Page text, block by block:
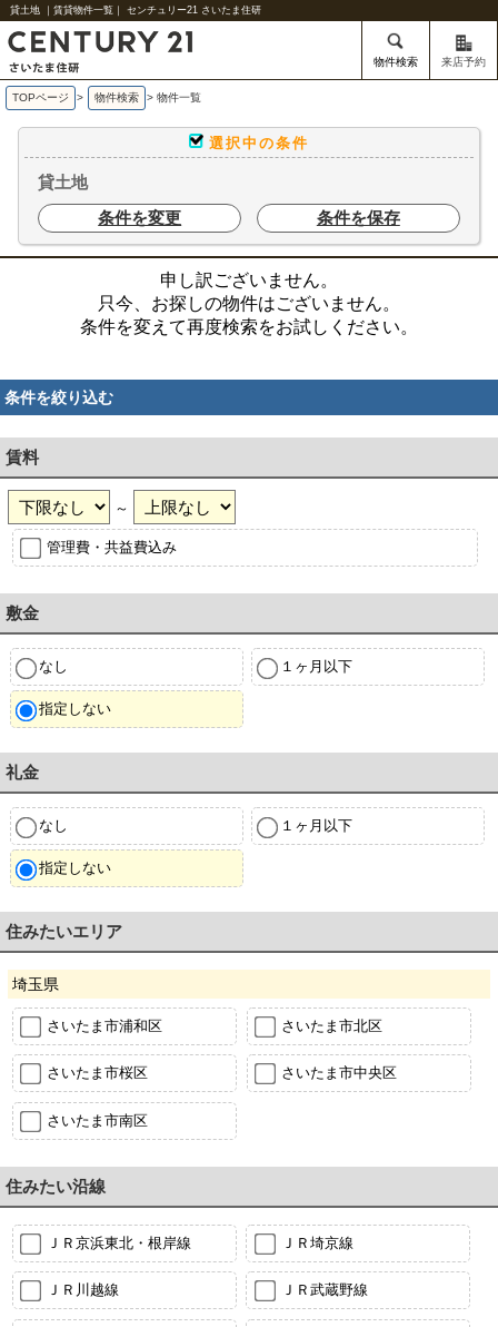
貸土地 ｜賃貸物件一覧｜ センチュリー21 さいたま住研
物件検索 来店予約
TOPページ > 物件検索 > 物件一覧
選択中の条件
貸土地
条件を変更
条件を保存
申し訳ございません。
只今、お探しの物件はございません。
条件を変えて再度検索をお試しください。
条件を絞り込む
賃料
～
管理費・共益費込み
敷金
なし １ヶ月以下
指定しない
礼金
なし １ヶ月以下
指定しない
住みたいエリア
埼玉県
さいたま市浦和区 さいたま市北区
さいたま市桜区 さいたま市中央区
さいたま市南区
住みたい沿線
ＪＲ京浜東北・根岸線 ＪＲ埼京線
ＪＲ川越線 ＪＲ武蔵野線